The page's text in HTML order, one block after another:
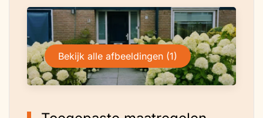
Bekijk alle afbeeldingen (1)